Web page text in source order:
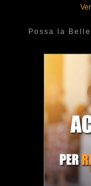
Possa la